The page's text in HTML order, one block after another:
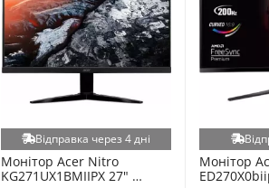
Відправка через 4 дні
Монітор Acer Nitro
KG271UX1BMIIPX 27"
Монітор